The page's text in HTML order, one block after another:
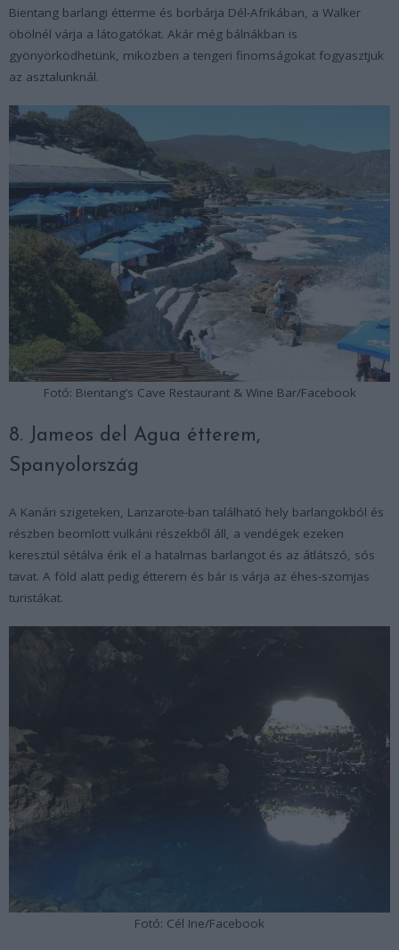
Bientang barlangi étterme és borbárja Dél-Afrikában, a Walker
öbölnél várja a látogatókat. Akár még bálnákban is
gyönyörködhetünk, miközben a tengeri finomságokat fogyasztjuk
az asztalunknál.
Fotó: Bientang’s Cave Restaurant & Wine Bar/Facebook
8. Jameos del Agua étterem,
Spanyolország
A Kanári szigeteken, Lanzarote-ban található hely barlangokból és
részben beomlott vulkáni részekből áll, a vendégek ezeken
keresztül sétálva érik el a hatalmas barlangot és az átlátszó, sós
tavat. A föld alatt pedig étterem és bár is várja az éhes-szomjas
turistákat.
Fotó: Cél Ine/Facebook